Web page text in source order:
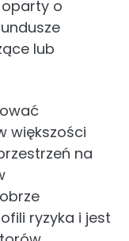
oparty o
lub
większości
na
ryzyka i jest